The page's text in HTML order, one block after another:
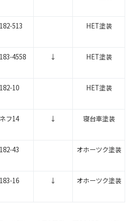
513 HET塗装
4558 ↓ HET塗装
10 HET塗装
フ14
↓ 寝台車塗装
43 オホーツク塗装
16 ↓ オホーツク塗装